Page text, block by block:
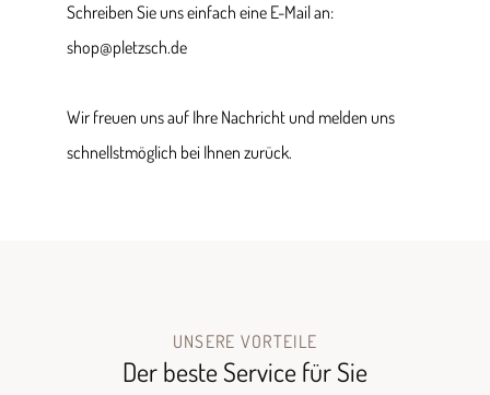
Schreiben Sie uns einfach eine E-Mail an:
shop@pletzsch.de
Wir freuen uns auf Ihre Nachricht und melden uns
schnellstmöglich bei Ihnen zurück.
UNSERE VORTEILE
Der beste Service für Sie